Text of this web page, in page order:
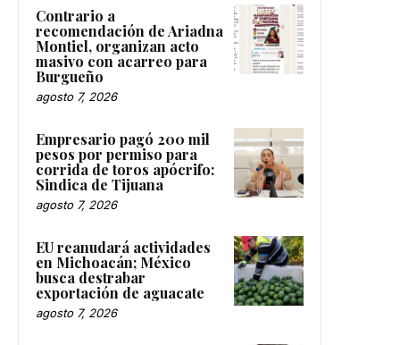
Contrario a
recomendación de Ariadna
Montiel, organizan acto
masivo con acarreo para
Burgueño
agosto 7, 2026
Empresario pagó 200 mil
pesos por permiso para
corrida de toros apócrifo:
Sindica de Tijuana
agosto 7, 2026
EU reanudará actividades
en Michoacán; México
busca destrabar
exportación de aguacate
agosto 7, 2026